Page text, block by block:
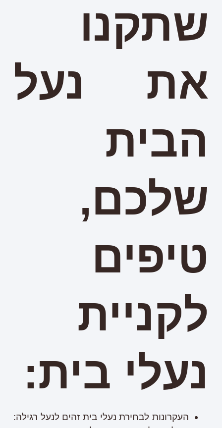
שתקנו
את נעל
הבית
שלכם,
טיפים
לקניית
נעלי בית:
העקרונות לבחירת נעלי בית זהים לנעל רגילה: